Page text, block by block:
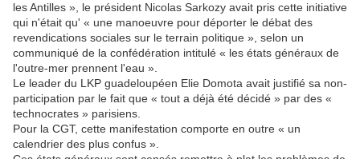
les Antilles », le président Nicolas Sarkozy avait pris cette initiative
qui n'était qu' « une manoeuvre pour déporter le débat des
revendications sociales sur le terrain politique », selon un
communiqué de la confédération intitulé « les états généraux de
l'outre-mer prennent l'eau ».
Le leader du LKP guadeloupéen Elie Domota avait justifié sa non-
participation par le fait que « tout a déjà été décidé » par des «
technocrates » parisiens.
Pour la CGT, cette manifestation comporte en outre « un
calendrier des plus confus ».